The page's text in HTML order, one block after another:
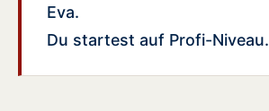
Eva.
Du startest auf Profi-Niveau.